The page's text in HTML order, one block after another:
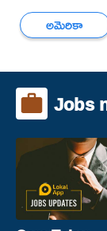
అమెరికా
Jobs